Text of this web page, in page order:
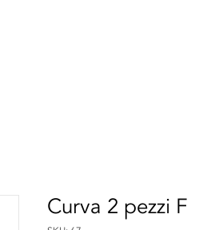
Curva 2 pezzi F